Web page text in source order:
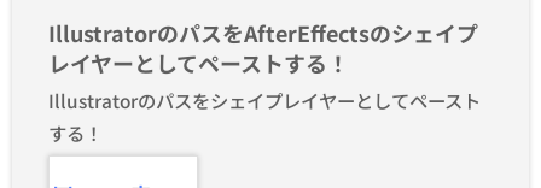
IllustratorのパスをAfterEffectsのシェイプ
レイヤーとしてペーストする！
Illustratorのパスをシェイプレイヤーとしてペースト
する！